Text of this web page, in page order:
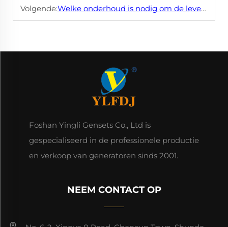
Volgende:Welke onderhoud is nodig om de levensduur van een dieselmotor te garanderen?
Foshan Yingli Gensets Co., Ltd is
gespecialiseerd in de professionele productie
en verkoop van generatoren sinds 2001.
NEEM CONTACT OP